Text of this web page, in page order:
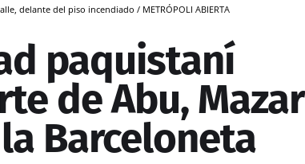
delante del piso incendiado / METRÓPOLI ABIERTA
paquistaní
de Abu, Mazar
Barceloneta